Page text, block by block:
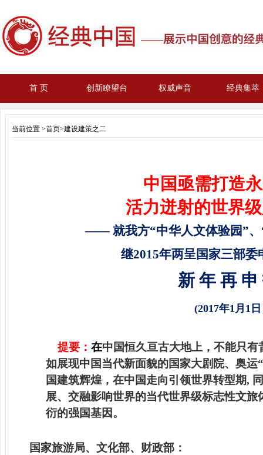
首 页 创新瞭望台 权威声音 经典集萃
当前位置 >首页>建设建策之二
中国亟需打造永
活力迸射的世界级
—— 就我方“中华人文体验园”、“
继2015年两呈国家三部委
新 年 再 申
(2017年1月1日
提要： 在中国恒久亘古大地上，不能只
如展现中国当代新面貌的国家大剧院、奥运
国建筑辉煌 ， 在中国走向引领世界转型期,
展、 交融影响世界的当代世界级标志性文旅
衍的强国基因。
国家旅游局、 文化部、 财政部：